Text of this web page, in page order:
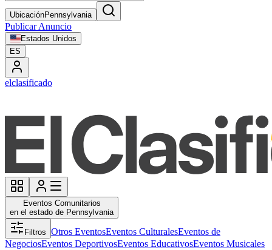
UbicaciónPennsylvania
Publicar Anuncio
Estados Unidos
ES
elclasificado
Eventos Comunitarios
en el estado de Pennsylvania
Filtros Otros EventosEventos CulturalesEventos de
NegociosEventos DeportivosEventos EducativosEventos Musicales